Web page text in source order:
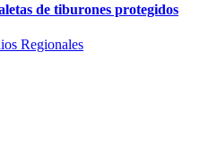
de tiburones protegidos
Regionales